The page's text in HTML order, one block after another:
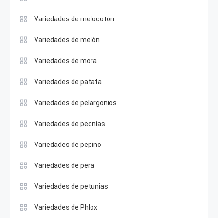
Variedades de melocotón
Variedades de melón
Variedades de mora
Variedades de patata
Variedades de pelargonios
Variedades de peonías
Variedades de pepino
Variedades de pera
Variedades de petunias
Variedades de Phlox